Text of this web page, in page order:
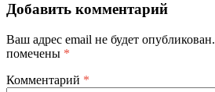
Добавить комментарий
Ваш адрес email не будет опубликован.
помечены *
Комментарий *